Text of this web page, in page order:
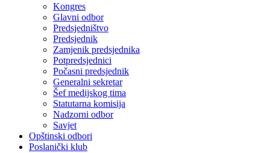
Kongres
Glavni odbor
Predsjedništvo
Predsjednik
Zamjenik predsjednika
Potpredsjednici
Počasni predsjednik
Generalni sekretar
Šef medijskog tima
Statutarna komisija
Nadzorni odbor
Savjet
Opštinski odbori
Poslanički klub